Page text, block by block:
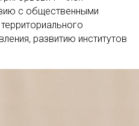
с общественными
, развитию институтов